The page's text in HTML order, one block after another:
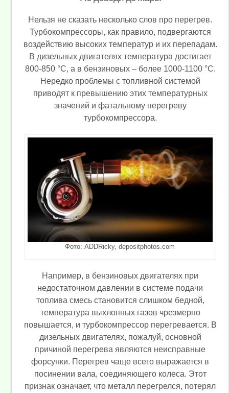
Нельзя не сказать несколько слов про перегрев.
Турбокомпрессоры, как правило, подвергаются
воздействию высоких температур и их перепадам.
В дизельных двигателях температура достигает
800-850 °C, а в бензиновых – более 1000-1100 °C.
Нередко проблемы с топливной системой
приводят к превышению этих температурных
значений и фатальному перегреву
турбокомпрессора.
Фото: ADDRicky, depositphotos.com
Например, в бензиновых двигателях при
недостаточном давлении в системе подачи
топлива смесь становится слишком бедной,
температура выхлопных газов чрезмерно
повышается, и турбокомпрессор перегревается. В
дизельных двигателях, пожалуй, основной
причиной перегрева являются неисправные
форсунки. Перегрев чаще всего выражается в
посинении вала, соединяющего колеса. Этот
признак означает, что металл перегрелся, потерял